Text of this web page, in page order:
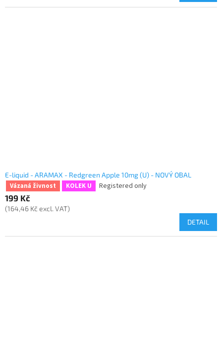
E-liquid - ARAMAX - Redgreen Apple 10mg (U) - NOVÝ OBAL
Vázaná živnost KOLEK U
Registered only
199 Kč
(164,46 Kč excl. VAT)
DETAIL